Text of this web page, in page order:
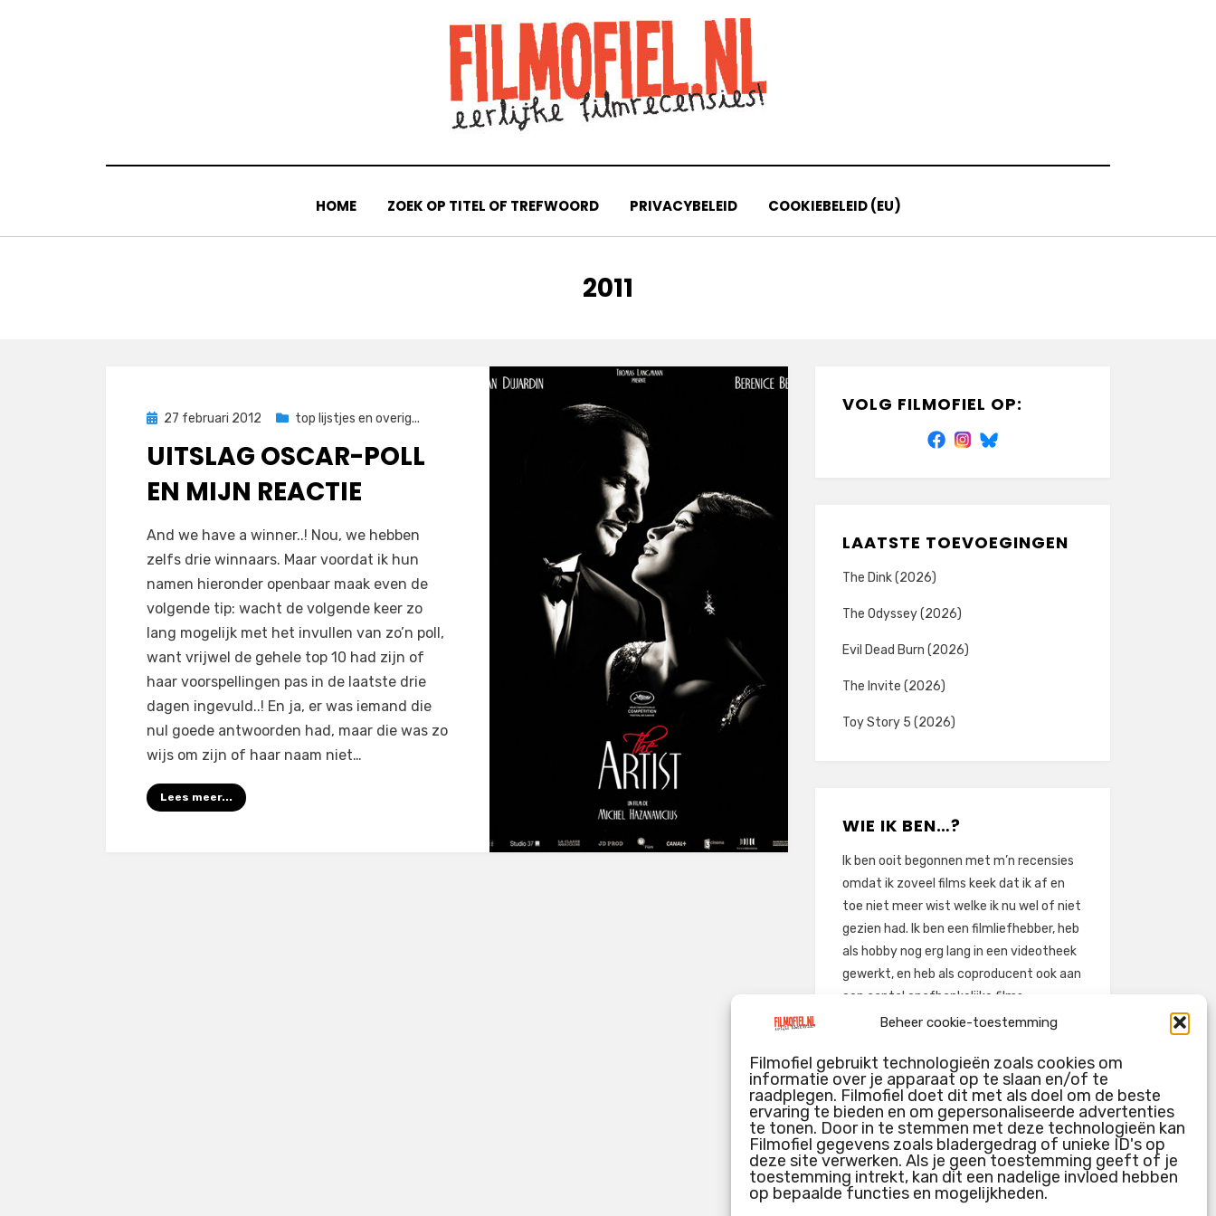
Beheer cookie-toestemming
Filmofiel gebruikt technologieën zoals cookies om
informatie over je apparaat op te slaan en/of te
raadplegen. Filmofiel doet dit met als doel om de beste
ervaring te bieden en om gepersonaliseerde advertenties
te tonen. Door in te stemmen met deze technologieën kan
Filmofiel gegevens zoals bladergedrag of unieke ID's op
deze site verwerken. Als je geen toestemming geeft of je
toestemming intrekt, kan dit een nadelige invloed hebben
op bepaalde functies en mogelijkheden.
HOME ZOEK OP TITEL OF TREFWOORD PRIVACYBELEID COOKIEBELEID (EU)
TAG
:
2011
Geplaatst
27 februari 2012 top lijstjes en overig...
UITSLAG OSCAR-POLL
EN MIJN REACTIE
doorFilmofiel.nl
2 reactiesop
Uitslag
en
mijn
reactie
And we have a winner..! Nou, we hebben
zelfs drie winnaars. Maar voordat ik hun
namen hieronder openbaar maak even de
volgende tip: wacht de volgende keer zo
lang mogelijk met het invullen van zo’n poll,
want vrijwel de gehele top 10 had zijn of
haar voorspellingen pas in de laatste drie
dagen ingevuld..! En ja, er was iemand die
nul goede antwoorden had, maar die was zo
wijs om zijn of haar naam niet…
Lees meer...
VOLG FILMOFIEL OP:
LAATSTE TOEVOEGINGEN
The Dink (2026)
The Odyssey (2026)
Evil Dead Burn (2026)
The Invite (2026)
Toy Story 5 (2026)
WIE IK BEN…?
Ik ben ooit begonnen met m’n recensies
omdat ik zoveel films keek dat ik af en
toe niet meer wist welke ik nu wel of niet
gezien had. Ik ben een filmliefhebber, heb
als hobby nog erg lang in een videotheek
gewerkt, en heb als coproducent ook aan
een aantal onafhankelijke films
meegewerkt.
pretentieloze uitbreidingen van m’n
voormalige ‘videotheek-geouwehoer’,
aangevuld met een groeiende kennis
over de kunde én de kunst van het
maken van film.